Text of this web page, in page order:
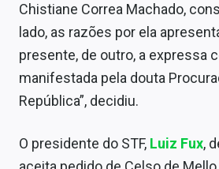
Marketing
Tecnologia
Conteúdo de Marca
Expediente
Chistiane Correa Machado,
lado, as razões por ela
presente, de outro, a expressa
manifestada pela douta
República”, decidiu.
O presidente do STF, Luiz Fux,